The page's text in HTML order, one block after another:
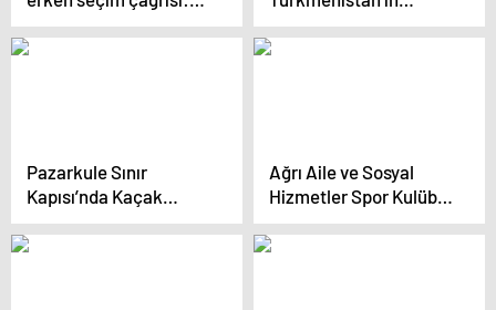
Sandık 23 Kasım 2025
tarihinde mutlaka
TDT’ye tam üye
olmasını istiyor
Pazarkule Sınır
Kapısı’nda Kaçak
Hayvan Operasyonu
Ağrı Aile ve Sosyal
Hizmetler Spor Kulübü
sporcusu Halit Durak
Türkiye şampiyonu